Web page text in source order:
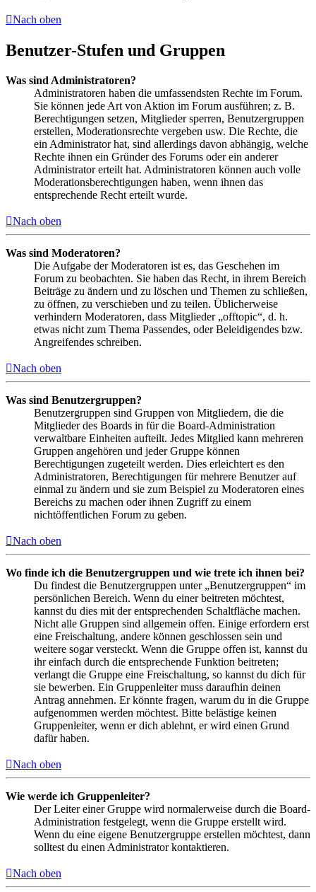
Nach oben
Benutzer-Stufen und Gruppen
Was sind Administratoren?
Administratoren haben die umfassendsten Rechte im Forum.
Sie können jede Art von Aktion im Forum ausführen; z. B.
Berechtigungen setzen, Mitglieder sperren, Benutzergruppen
erstellen, Moderationsrechte vergeben usw. Die Rechte, die
ein Administrator hat, sind allerdings davon abhängig, welche
Rechte ihnen ein Gründer des Forums oder ein anderer
Administrator erteilt hat. Administratoren können auch volle
Moderationsberechtigungen haben, wenn ihnen das
entsprechende Recht erteilt wurde.
Nach oben
Was sind Moderatoren?
Die Aufgabe der Moderatoren ist es, das Geschehen im
Forum zu beobachten. Sie haben das Recht, in ihrem Bereich
Beiträge zu ändern und zu löschen und Themen zu schließen,
zu öffnen, zu verschieben und zu teilen. Üblicherweise
verhindern Moderatoren, dass Mitglieder „offtopic“, d. h.
etwas nicht zum Thema Passendes, oder Beleidigendes bzw.
Angreifendes schreiben.
Nach oben
Was sind Benutzergruppen?
Benutzergruppen sind Gruppen von Mitgliedern, die die
Mitglieder des Boards in für die Board-Administration
verwaltbare Einheiten aufteilt. Jedes Mitglied kann mehreren
Gruppen angehören und jeder Gruppe können
Berechtigungen zugeteilt werden. Dies erleichtert es den
Administratoren, Berechtigungen für mehrere Benutzer auf
einmal zu ändern und sie zum Beispiel zu Moderatoren eines
Bereichs zu machen oder ihnen Zugriff zu einem
nichtöffentlichen Forum zu geben.
Nach oben
Wo finde ich die Benutzergruppen und wie trete ich ihnen bei?
Du findest die Benutzergruppen unter „Benutzergruppen“ im
persönlichen Bereich. Wenn du einer beitreten möchtest,
kannst du dies mit der entsprechenden Schaltfläche machen.
Nicht alle Gruppen sind allgemein offen. Einige erfordern erst
eine Freischaltung, andere können geschlossen sein und
weitere sogar versteckt. Wenn die Gruppe offen ist, kannst du
ihr einfach durch die entsprechende Funktion beitreten;
verlangt die Gruppe eine Freischaltung, so kannst du dich für
sie bewerben. Ein Gruppenleiter muss daraufhin deinen
Antrag annehmen. Er könnte fragen, warum du in die Gruppe
aufgenommen werden möchtest. Bitte belästige keinen
Gruppenleiter, wenn er dich ablehnt, er wird einen Grund
dafür haben.
Nach oben
Wie werde ich Gruppenleiter?
Der Leiter einer Gruppe wird normalerweise durch die Board-
Administration festgelegt, wenn die Gruppe erstellt wird.
Wenn du eine eigene Benutzergruppe erstellen möchtest, dann
solltest du einen Administrator kontaktieren.
Nach oben